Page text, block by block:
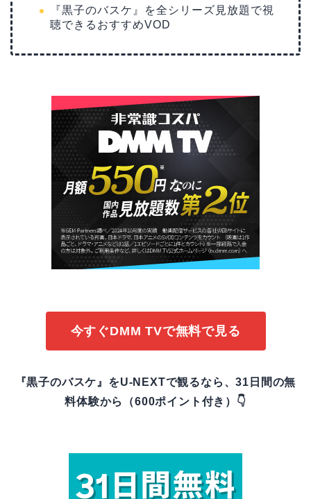
『黒子のバスケ』を全シリーズ見放題で視
聴できるおすすめVOD
今すぐDMM TVで無料で見る
『黒子のバスケ』をU-NEXTで観るなら、31日間の無
料体験から（600ポイント付き）👇